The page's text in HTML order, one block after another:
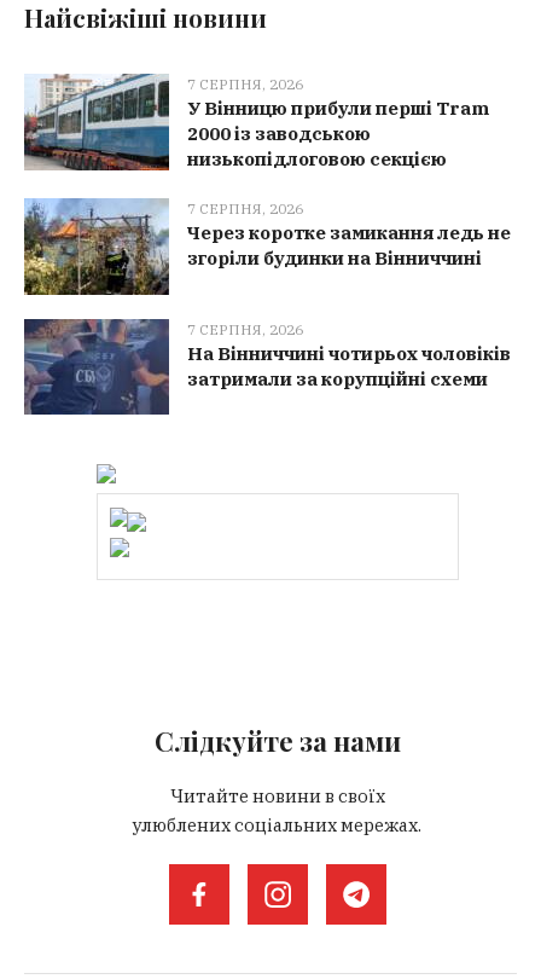
Найсвіжіші новини
7 СЕРПНЯ, 2026
У Вінницю прибули перші Tram
2000 із заводською
низькопідлоговою секцією
7 СЕРПНЯ, 2026
Через коротке замикання ледь не
згоріли будинки на Вінниччині
7 СЕРПНЯ, 2026
На Вінниччині чотирьох чоловіків
затримали за корупційні схеми
Слідкуйте за нами
Читайте новини в своїх
улюблених соціальних мережах.